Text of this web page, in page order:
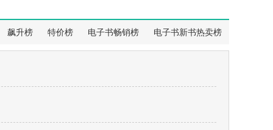
飙升榜 特价榜 电子书畅销榜 电子书新书热卖榜